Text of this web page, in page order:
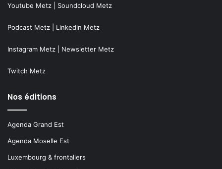
Youtube Metz Soundcloud Metz
Podcast Metz Linkedin Metz
Instagram Metz Newsletter Metz
Twitch Metz
Nos éditions
Agenda Grand Est
Agenda Moselle Est
Luxembourg & frontaliers